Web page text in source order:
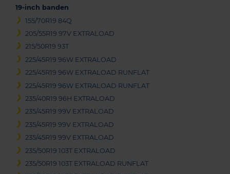
19-inch banden
155/70R19 84Q
205/55R19 97V EXTRALOAD
215/50R19 93T
225/45R19 96W EXTRALOAD
225/45R19 96W EXTRALOAD RUNFLAT
225/45R19 96W EXTRALOAD RUNFLAT
235/40R19 96H EXTRALOAD
235/45R19 99V EXTRALOAD
235/45R19 99V EXTRALOAD
235/45R19 99V EXTRALOAD
235/50R19 103T EXTRALOAD
235/50R19 103T EXTRALOAD RUNFLAT